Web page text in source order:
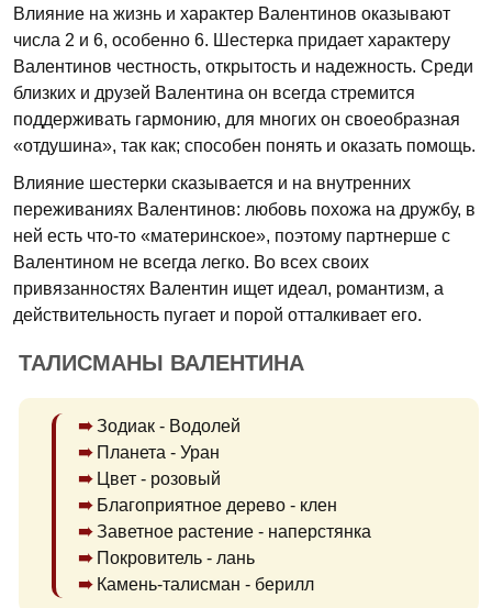
Влияние на жизнь и характер Валентинов оказывают
числа 2 и 6, особенно 6. Шестерка придает характеру
Валентинов честность, открытость и надежность. Среди
близких и друзей Валентина он всегда стремится
поддерживать гармонию, для многих он своеобразная
«отдушина», так как; способен понять и оказать помощь.
Влияние шестерки сказывается и на внутренних
переживаниях Валентинов: любовь похожа на дружбу, в
ней есть что-то «материнское», поэтому партнерше с
Валентином не всегда легко. Во всех своих
привязанностях Валентин ищет идеал, романтизм, а
действительность пугает и порой отталкивает его.
ТАЛИСМАНЫ ВАЛЕНТИНА
Зодиак - Водолей
Планета - Уран
Цвет - розовый
Благоприятное дерево - клен
Заветное растение - наперстянка
Покровитель - лань
Камень-талисман - берилл